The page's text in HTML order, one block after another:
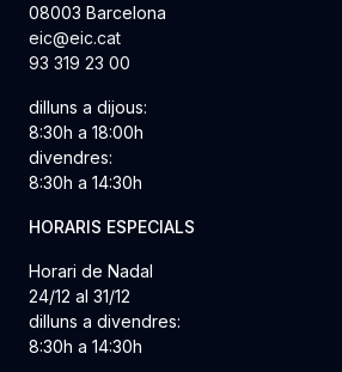
08003 Barcelona
eic@eic.cat
93 319 23 00
dilluns a dijous:
8:30h a 18:00h
divendres:
8:30h a 14:30h
HORARIS ESPECIALS
Horari de Nadal
24/12 al 31/12
dilluns a divendres:
8:30h a 14:30h